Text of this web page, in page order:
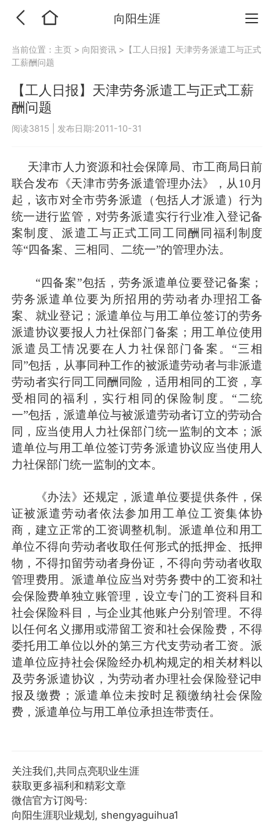
向阳生涯
当前位置： 主页 > 向阳资讯 >【工人日报】天津劳务派遣工与正式
工薪酬问题
【工人日报】天津劳务派遣工与正式工薪
酬问题
阅读3815 发布日期:2011-10-31
天津市人力资源和社会保障局、市工商局日前
联合发布《天津市劳务派遣管理办法》，从10月
起，该市对全市劳务派遣（包括人才派遣）行为
统一进行监管，对劳务派遣实行行业准入登记备
案制度、派遣工与正式工同工同酬同福利制度
等“四备案、三相同、二统一”的管理办法。
“四备案”包括，劳务派遣单位要登记备案；
劳务派遣单位要为所招用的劳动者办理招工备
案、就业登记；派遣单位与用工单位签订的劳务
派遣协议要报人力社保部门备案；用工单位使用
派遣员工情况要在人力社保部门备案。“三相
同”包括，从事同种工作的被派遣劳动者与非派遣
劳动者实行同工同酬同险，适用相同的工资，享
受相同的福利，实行相同的保险制度。“二统
一”包括，派遣单位与被派遣劳动者订立的劳动合
同，应当使用人力社保部门统一监制的文本；派
遣单位与用工单位签订劳务派遣协议应当使用人
力社保部门统一监制的文本。
《办法》还规定，派遣单位要提供条件，保
证被派遣劳动者依法参加用工单位工资集体协
商，建立正常的工资调整机制。派遣单位和用工
单位不得向劳动者收取任何形式的抵押金、抵押
物，不得扣留劳动者身份证，不得向劳动者收取
管理费用。派遣单位应当对劳务费中的工资和社
会保险费单独立账管理，设立专门的工资科目和
社会保险科目，与企业其他账户分别管理。不得
以任何名义挪用或滞留工资和社会保险费，不得
委托用工单位以外的第三方代支劳动者工资。派
遣单位应持社会保险经办机构规定的相关材料以
及劳务派遣协议，为劳动者办理社会保险登记申
报及缴费；派遣单位未按时足额缴纳社会保险
费，派遣单位与用工单位承担连带责任。
关注我们,共同点亮职业生涯
获取更多福利和精彩文章
微信官方订阅号:
向阳生涯职业规划, shengyaguihua1